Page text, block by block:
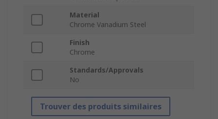
Material
Chrome Vanadium Steel
Finish
Chrome
Standards/Approvals
No
Trouver des produits similaires